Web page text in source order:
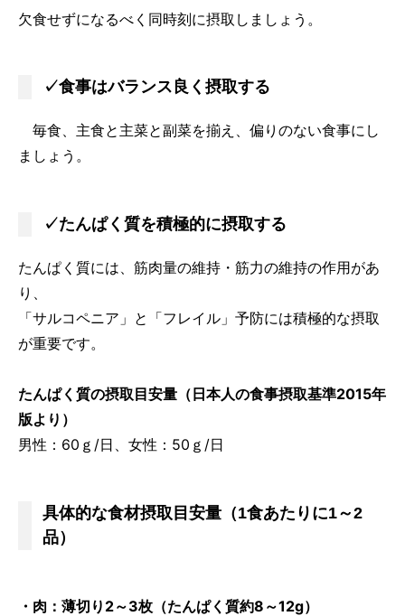
欠食せずになるべく同時刻に摂取しましょう。
✓食事はバランス良く摂取する
毎食、主食と主菜と副菜を揃え、偏りのない食事にし
ましょう。
✓たんぱく質を積極的に摂取する
たんぱく質には、筋肉量の維持・筋力の維持の作用があ
り、
「サルコペニア」と「フレイル」予防には積極的な摂取
が重要です。
たんぱく質の摂取目安量（日本人の食事摂取基準2015年
版より）
男性：60ｇ/日、女性：50ｇ/日
具体的な食材摂取目安量（1食あたりに1～2
品）
・肉：薄切り2～3枚（たんぱく質約8～12g）